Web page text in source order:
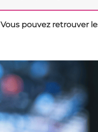
Vous pouvez retrouver